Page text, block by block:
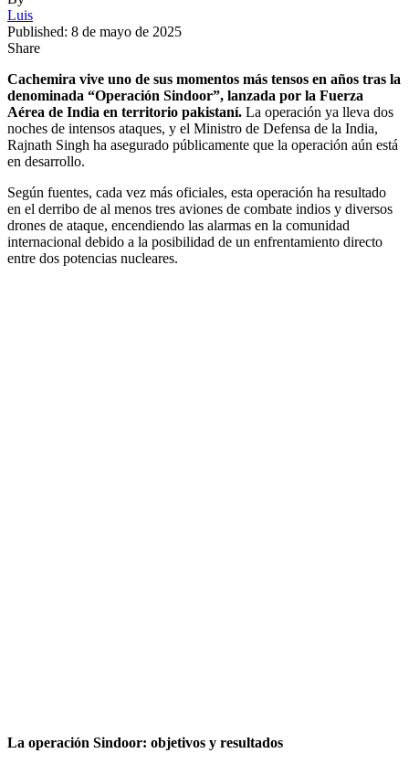
Luis
Published: 8 de mayo de 2025
Share
Cachemira vive uno de sus momentos más tensos en años tras la
denominada “Operación Sindoor”, lanzada por la Fuerza
Aérea de India en territorio pakistaní. La operación ya lleva dos
noches de intensos ataques, y el Ministro de Defensa de la India,
Rajnath Singh ha asegurado públicamente que la operación aún está
en desarrollo.
Según fuentes, cada vez más oficiales, esta operación ha resultado
en el derribo de al menos tres aviones de combate indios y diversos
drones de ataque, encendiendo las alarmas en la comunidad
internacional debido a la posibilidad de un enfrentamiento directo
entre dos potencias nucleares.
La operación Sindoor: objetivos y resultados